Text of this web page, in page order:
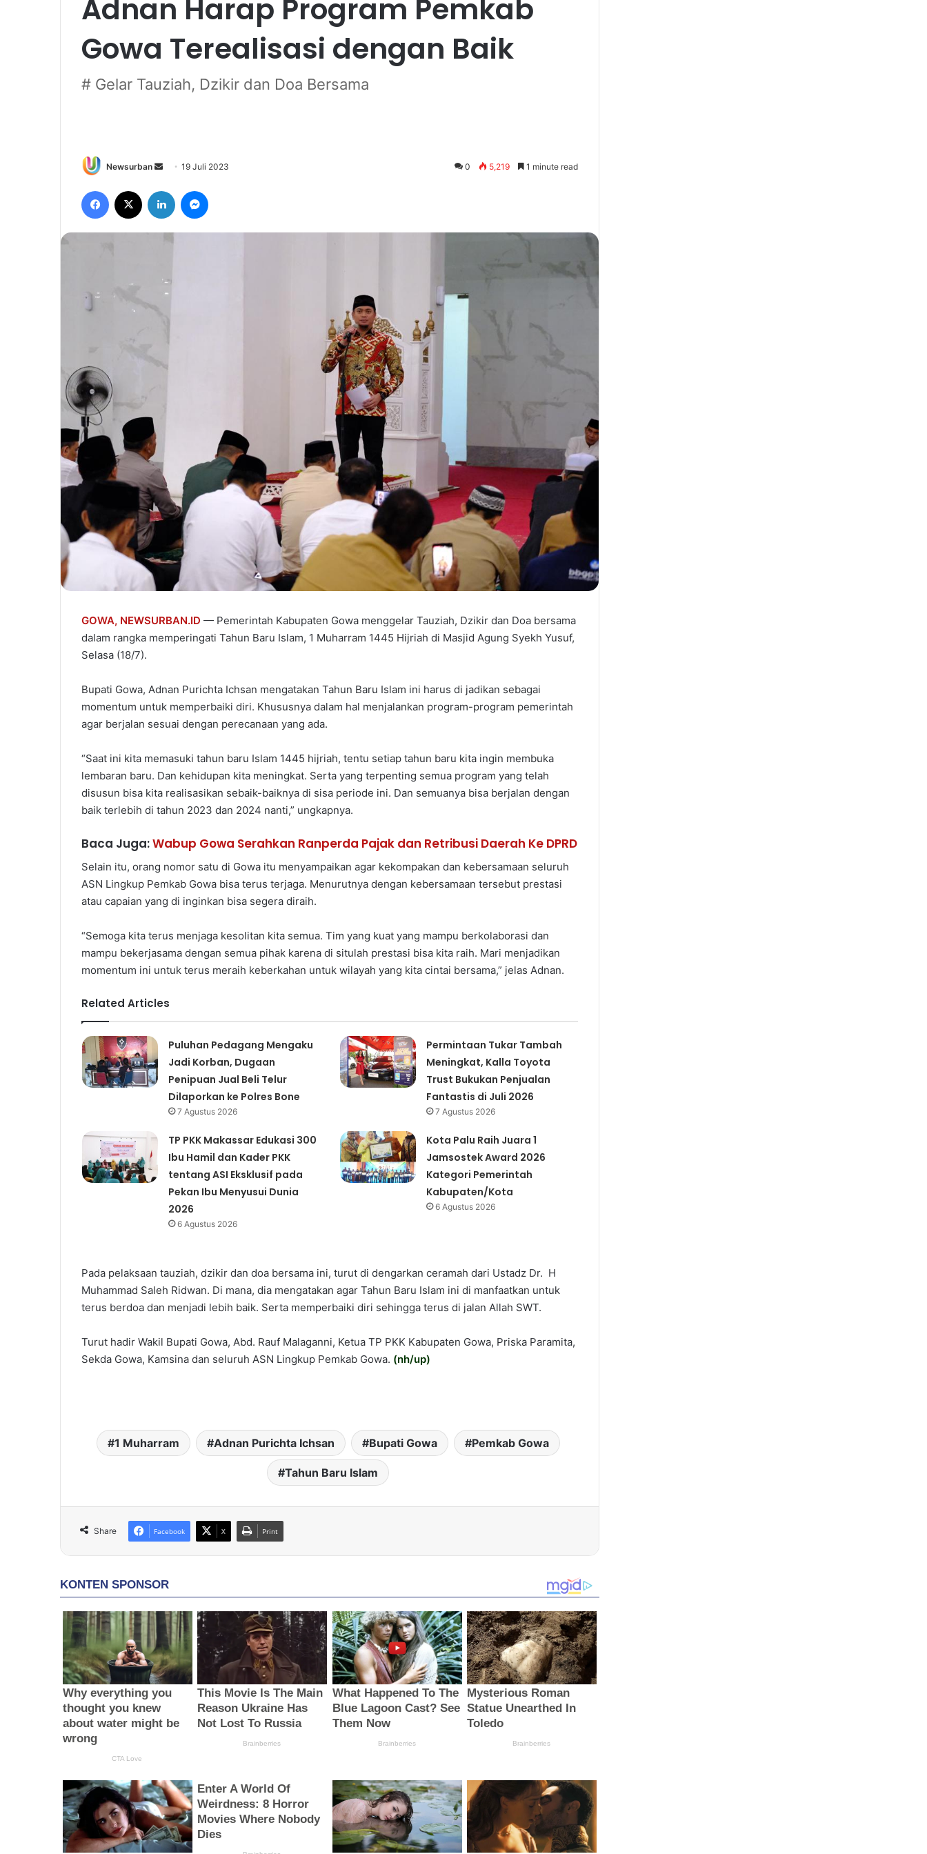
Adnan Harap Program Pemkab
Gowa Terealisasi dengan Baik
# Gelar Tauziah, Dzikir dan Doa Bersama
Newsurban
Send
email
19 Juli 2023 0 5,219 1 minute read
Facebook LinkedIn
GOWA, NEWSURBAN.ID — Pemerintah Kabupaten Gowa menggelar Tauziah, Dzikir dan Doa bersama
dalam rangka memperingati Tahun Baru Islam, 1 Muharram 1445 Hijriah di Masjid Agung Syekh Yusuf,
Selasa (18/7).
Bupati Gowa, Adnan Purichta Ichsan mengatakan Tahun Baru Islam ini harus di jadikan sebagai
momentum untuk memperbaiki diri. Khususnya dalam hal menjalankan program-program pemerintah
agar berjalan sesuai dengan perecanaan yang ada.
“Saat ini kita memasuki tahun baru Islam 1445 hijriah, tentu setiap tahun baru kita ingin membuka
lembaran baru. Dan kehidupan kita meningkat. Serta yang terpenting semua program yang telah
disusun bisa kita realisasikan sebaik-baiknya di sisa periode ini. Dan semuanya bisa berjalan dengan
baik terlebih di tahun 2023 dan 2024 nanti,” ungkapnya.
Baca Juga:Wabup Gowa Serahkan Ranperda Pajak dan Retribusi Daerah Ke DPRD
Selain itu, orang nomor satu di Gowa itu menyampaikan agar kekompakan dan kebersamaan seluruh
ASN Lingkup Pemkab Gowa bisa terus terjaga. Menurutnya dengan kebersamaan tersebut prestasi
atau capaian yang di inginkan bisa segera diraih.
“Semoga kita terus menjaga kesolitan kita semua. Tim yang kuat yang mampu berkolaborasi dan
mampu bekerjasama dengan semua pihak karena di situlah prestasi bisa kita raih. Mari menjadikan
momentum ini untuk terus meraih keberkahan untuk wilayah yang kita cintai bersama,” jelas Adnan.
Related Articles
Puluhan Pedagang Mengaku
Jadi Korban, Dugaan
Penipuan Jual Beli Telur
Dilaporkan ke Polres Bone
7 Agustus 2026
Permintaan Tukar Tambah
Meningkat, Kalla Toyota
Trust Bukukan Penjualan
Fantastis di Juli 2026
7 Agustus 2026
TP PKK Makassar Edukasi 300
Ibu Hamil dan Kader PKK
tentang ASI Eksklusif pada
Pekan Ibu Menyusui Dunia
2026
6 Agustus 2026
Kota Palu Raih Juara 1
Jamsostek Award 2026
Kategori Pemerintah
Kabupaten/Kota
6 Agustus 2026
Pada pelaksaan tauziah, dzikir dan doa bersama ini, turut di dengarkan ceramah dari Ustadz Dr. H
Muhammad Saleh Ridwan. Di mana, dia mengatakan agar Tahun Baru Islam ini di manfaatkan untuk
terus berdoa dan menjadi lebih baik. Serta memperbaiki diri sehingga terus di jalan Allah SWT.
Turut hadir Wakil Bupati Gowa, Abd. Rauf Malaganni, Ketua TP PKK Kabupaten Gowa, Priska Paramita,
Sekda Gowa, Kamsina dan seluruh ASN Lingkup Pemkab Gowa. (nh/up)
1 Muharram Adnan Purichta Ichsan Bupati Gowa Pemkab Gowa
Tahun Baru Islam
Share Facebook X Print